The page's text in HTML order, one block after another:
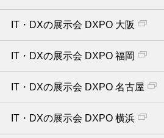
IT・DXの展示会 DXPO 大阪
IT・DXの展示会 DXPO 福岡
IT・DXの展示会 DXPO 名古屋
IT・DXの展示会 DXPO 横浜